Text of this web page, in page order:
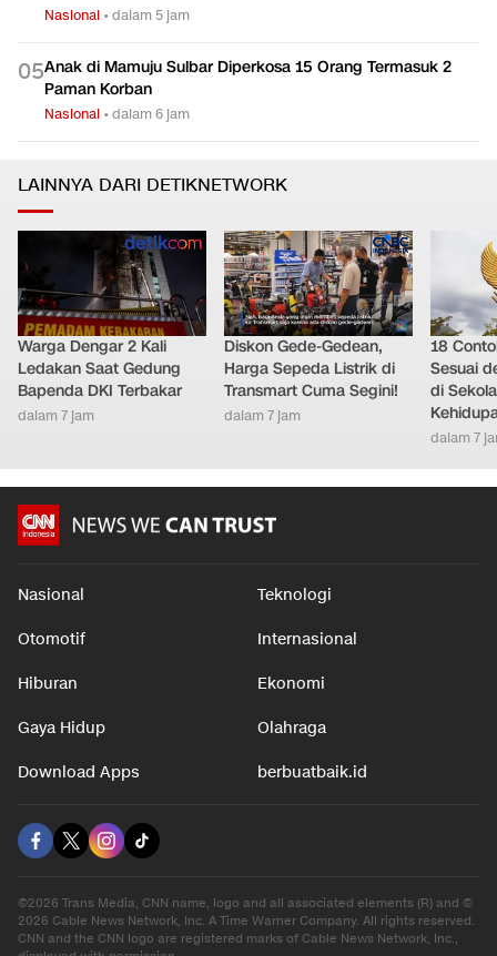
Nasional •dalam 5 jam
05Anak di Mamuju Sulbar Diperkosa 15 Orang Termasuk 2
Paman Korban
Nasional •dalam 6 jam
LAINNYA DARI DETIKNETWORK
Warga Dengar 2 Kali
Ledakan Saat Gedung
Bapenda DKI Terbakar
dalam 7 jam
Diskon Gede-Gedean,
Harga Sepeda Listrik di
Transmart Cuma Segini!
dalam 7 jam
18
Sesuai
di
dalam 7
Nasional Teknologi
Otomotif Internasional
Hiburan Ekonomi
Gaya Hidup Olahraga
Download Apps berbuatbaik.id
©2026 Trans Media, CNN name, logo and all associated elements (R) and ©
2026 Cable News Network, Inc. A Time Warner Company. All rights reserved.
CNN and the CNN logo are registered marks of Cable News Network, Inc.,